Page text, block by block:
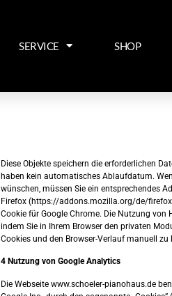
SERVICE SHOP
Diese Objekte speichern die erforderlichen
haben kein automatisches Ablaufdatum.
wünschen, müssen Sie ein entsprechendes
Firefox (https://addons.mozilla.org/de/
Cookie für Google Chrome. Die Nutzung von
indem Sie in Ihrem Browser den privaten
Cookies und den Browser-Verlauf manuell zu
4 Nutzung von Google Analytics
Die Webseite www.schoeler-pianohaus.de